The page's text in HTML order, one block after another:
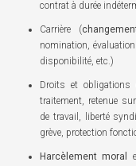
contrat à durée
Carrière (
nomination,
disponibilité, etc.)
Droits et obligations
traitement, retenue
de travail, liberté
grève, protection
Harcèlement moral